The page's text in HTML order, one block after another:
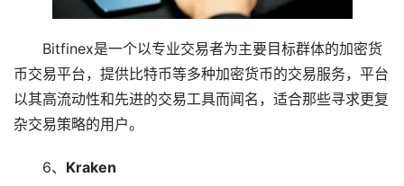
Bitfinex是一个以专业交易者为主要目标群体的加密货
币交易平台，提供比特币等多种加密货币的交易服务，平台
以其高流动性和先进的交易工具而闻名，适合那些寻求更复
杂交易策略的用户。
6、 Kraken